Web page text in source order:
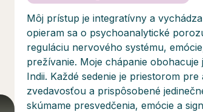
Môj prístup je integratívny a
opieram sa o psychoanalytické
reguláciu nervového systému,
prežívanie. Moje chápanie
Indii. Každé sedenie je priestorom
zvedavosťou a prispôsobené
skúmame presvedčenia, emócie a